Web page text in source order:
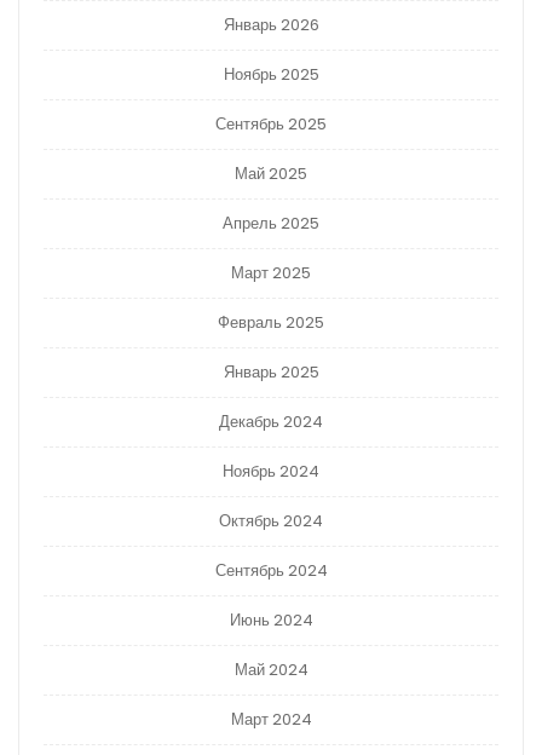
Январь 2026
Ноябрь 2025
Сентябрь 2025
Май 2025
Апрель 2025
Март 2025
Февраль 2025
Январь 2025
Декабрь 2024
Ноябрь 2024
Октябрь 2024
Сентябрь 2024
Июнь 2024
Май 2024
Март 2024